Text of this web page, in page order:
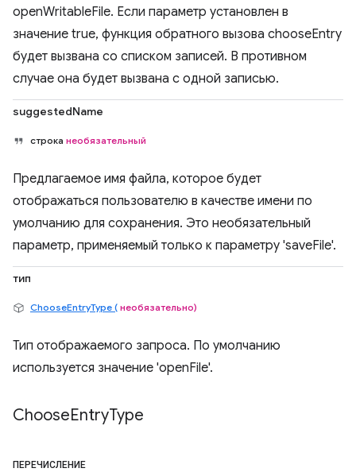
openWritableFile. Если параметр установлен в
значение true, функция обратного вызова chooseEntry
будет вызвана со списком записей. В противном
случае она будет вызвана с одной записью.
suggestedName
строка необязательный
Предлагаемое имя файла, которое будет
отображаться пользователю в качестве имени по
умолчанию для сохранения. Это необязательный
параметр, применяемый только к параметру 'saveFile'.
тип
ChooseEntryType ( необязательно)
Тип отображаемого запроса. По умолчанию
используется значение 'openFile'.
ChooseEntryType
ПЕРЕЧИСЛЕНИЕ